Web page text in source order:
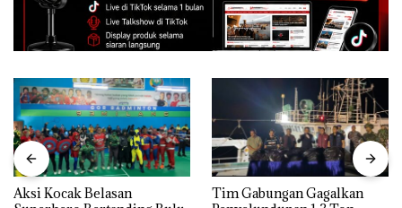
Aksi Kocak Belasan
Tim Gabungan Gagalkan